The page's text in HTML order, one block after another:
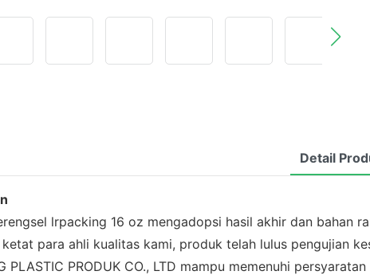
Detail
lrpacking 16 oz mengadopsi hasil akhir dan bahan
para ahli kualitas kami, produk telah lulus pengujian
PLASTIC PRODUK CO., LTD mampu memenuhi